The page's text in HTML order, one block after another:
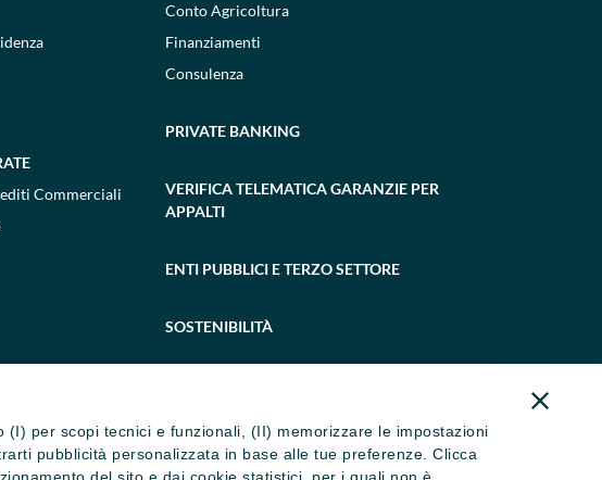
per scopi tecnici e funzionali, (II) memorizzare le impostazioni
pubblicità personalizzata in base alle tue preferenze. Clicca
Commerciali
Conto Agricoltura
Finanziamenti
Consulenza
PRIVATE BANKING
VERIFICA TELEMATICA GARANZIE PER
APPALTI
ENTI PUBBLICI E TERZO SETTORE
SOSTENIBILITÀ